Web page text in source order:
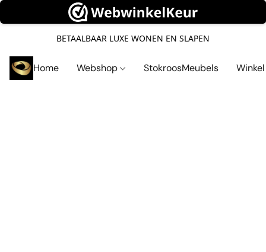
BETAALBAAR LUXE WONEN EN SLAPEN
Home Webshop StokroosMeubels